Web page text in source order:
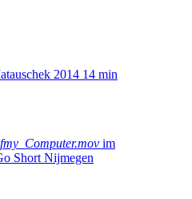
2014 14 min
im
Short Nijmegen